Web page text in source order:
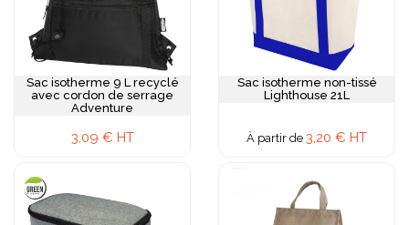
Sac isotherme 9 L recyclé
avec cordon de serrage
Adventure
3,09 € HT
Sac isotherme non-tissé
Lighthouse 21L
À partir de 3,20 € HT